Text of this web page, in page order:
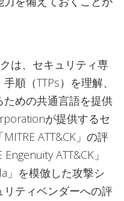
は、セキュリティ専
順（TTPs）を理解、
めの共通言語を提供
が提供するセ
ATT&CK」の評
ATT&CK」
」を模倣した攻撃シ
ティベンダーへの評